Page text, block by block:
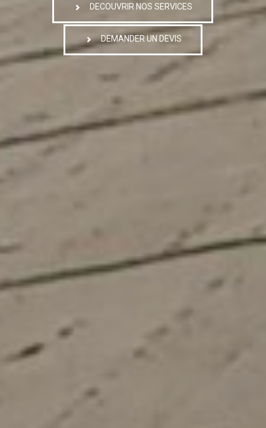
DECOUVRIR NOS SERVICES
DEMANDER UN DEVIS